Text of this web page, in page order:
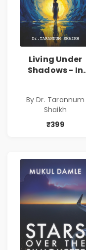
Living Under
Shadows - In
Tarannum
| Pre-Order
By Dr. Tarannum
Shaikh
₹399